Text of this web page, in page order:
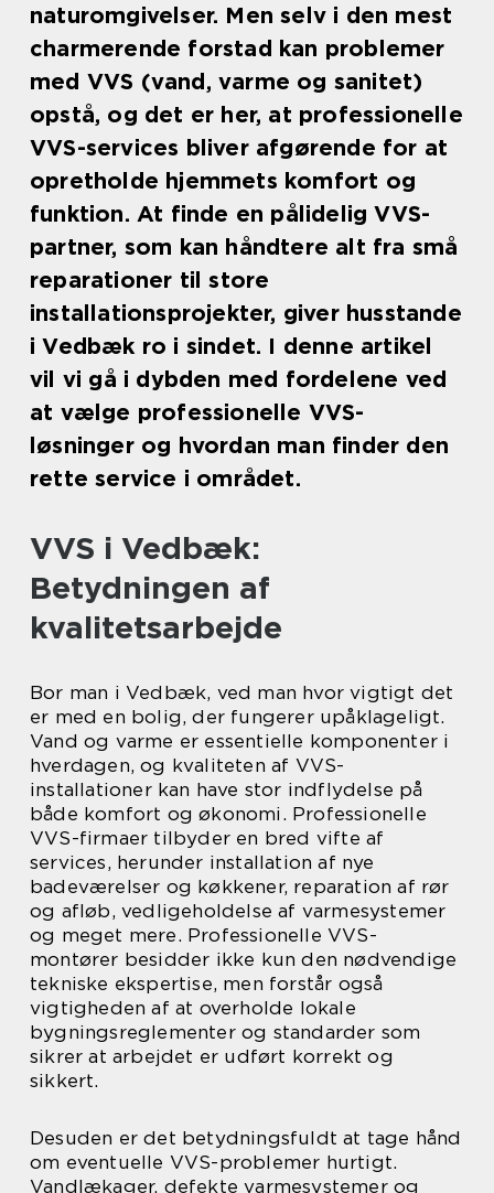
naturomgivelser. Men selv i den mest
charmerende forstad kan problemer
med VVS (vand, varme og sanitet)
opstå, og det er her, at professionelle
VVS-services bliver afgørende for at
opretholde hjemmets komfort og
funktion. At finde en pålidelig VVS-
partner, som kan håndtere alt fra små
reparationer til store
installationsprojekter, giver husstande
i Vedbæk ro i sindet. I denne artikel
vil vi gå i dybden med fordelene ved
at vælge professionelle VVS-
løsninger og hvordan man finder den
rette service i området.
VVS i Vedbæk:
Betydningen af
kvalitetsarbejde
Bor man i Vedbæk, ved man hvor vigtigt det
er med en bolig, der fungerer upåklageligt.
Vand og varme er essentielle komponenter i
hverdagen, og kvaliteten af VVS-
installationer kan have stor indflydelse på
både komfort og økonomi. Professionelle
VVS-firmaer tilbyder en bred vifte af
services, herunder installation af nye
badeværelser og køkkener, reparation af rør
og afløb, vedligeholdelse af varmesystemer
og meget mere. Professionelle VVS-
montører besidder ikke kun den nødvendige
tekniske ekspertise, men forstår også
vigtigheden af at overholde lokale
bygningsreglementer og standarder som
sikrer at arbejdet er udført korrekt og
sikkert.
Desuden er det betydningsfuldt at tage hånd
om eventuelle VVS-problemer hurtigt.
Vandlækager, defekte varmesystemer og